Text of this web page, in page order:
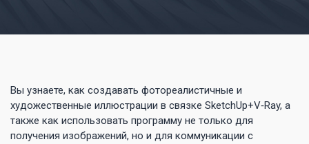
Вы узнаете, как создавать фотореалистичные и
художественные иллюстрации в связке SketchUp+V‑Ray, а
также как использовать программу не только для
получения изображений, но и для коммуникации с